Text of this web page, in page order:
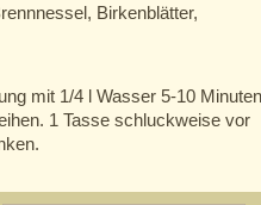
Birkenblätter,
mit 1/4 l Wasser 5-10 Minuten
1 Tasse schluckweise vor